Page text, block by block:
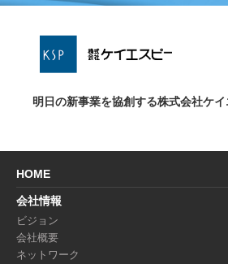
明日の新事業を協創する株式会社ケ
HOME
会社情報
ビジョン
会社概要
ネットワーク